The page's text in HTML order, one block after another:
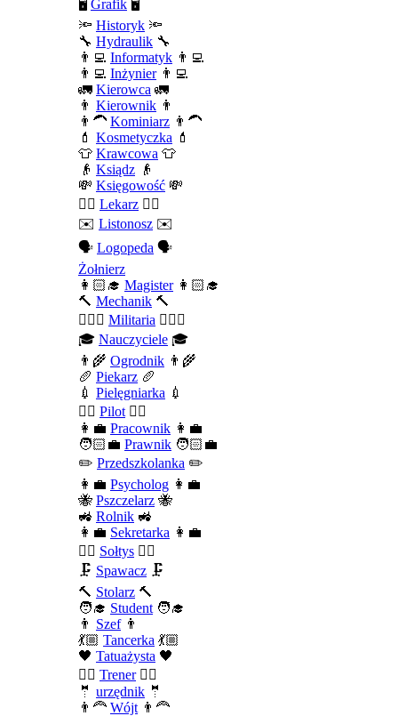
🖥️ Grafik 🖥️
🔦 Historyk 🔦
🔧 Hydraulik 🔧
👨‍💻 Informatyk 👨‍💻
👨‍💻 Inżynier👨‍💻
🚛 Kierowca 🚛
👨 Kierownik 👨
👨‍🦱 Kominiarz 👨‍🦱
💄 Kosmetyczka 💄
👕 Krawcowa 👕
👴 Ksiądz 👴
💸 Księgowość 💸
👨‍⚕️ Lekarz 👨‍⚕️
✉️ Listonosz ✉️
🗣️ Logopeda 🗣️
Żołnierz
👩🏻‍🎓 Magister👩🏻‍🎓
🔨 Mechanik 🔨
💂🏻‍♂️ Militaria 💂🏻‍♂️
🎓 Nauczyciele 🎓
👨‍🌾 Ogrodnik 👨‍🌾
🥖 Piekarz 🥖
💉 Pielęgniarka 💉
👨‍✈️ Pilot 👨‍✈️
👩‍💼 Pracownik 👩‍💼
🧑🏻‍💼 Prawnik 🧑🏻‍💼
✏️ Przedszkolanka ✏️
👩‍💼 Psycholog 👩‍💼
🐝 Pszczelarz 🐝
🚜 Rolnik 🚜
👩‍💼 Sekretarka 👩‍💼
🧍‍♂️ Sołtys 🧍‍♂️
🗜️ Spawacz 🗜️
🔨 Stolarz 🔨
🧑‍🎓 Student 🧑‍🎓
👨 Szef👨
💃🏼 Tancerka 💃🏼
🖤 Tatuażysta 🖤
🏄‍♂️ Trener🏄‍♂️
🤵 urzędnik 🤵
👨‍🦰 Wójt 👨‍🦰